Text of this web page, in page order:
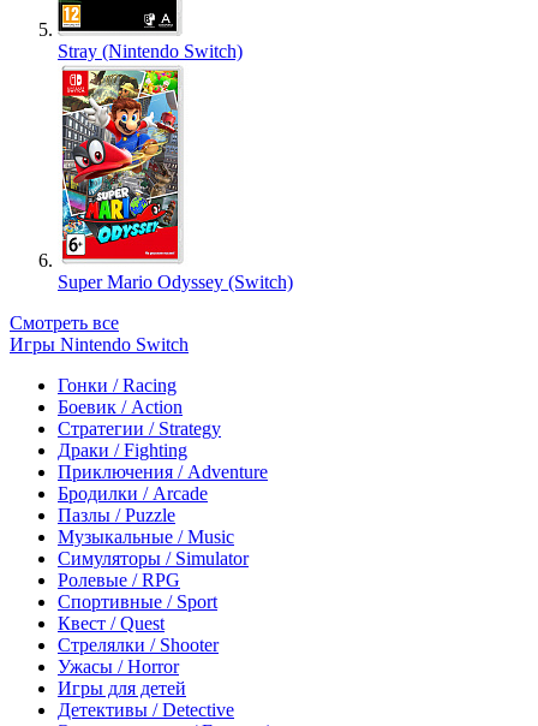
Stray (Nintendo Switch)
Super Mario Odyssey (Switch)
Смотреть все
Игры Nintendo Switch
Гонки / Racing
Боевик / Action
Стратегии / Strategy
Драки / Fighting
Приключения / Adventure
Бродилки / Arcade
Пазлы / Puzzle
Музыкальные / Music
Симуляторы / Simulator
Ролевые / RPG
Спортивные / Sport
Квест / Quest
Стрелялки / Shooter
Ужасы / Horror
Игры для детей
Детективы / Detective